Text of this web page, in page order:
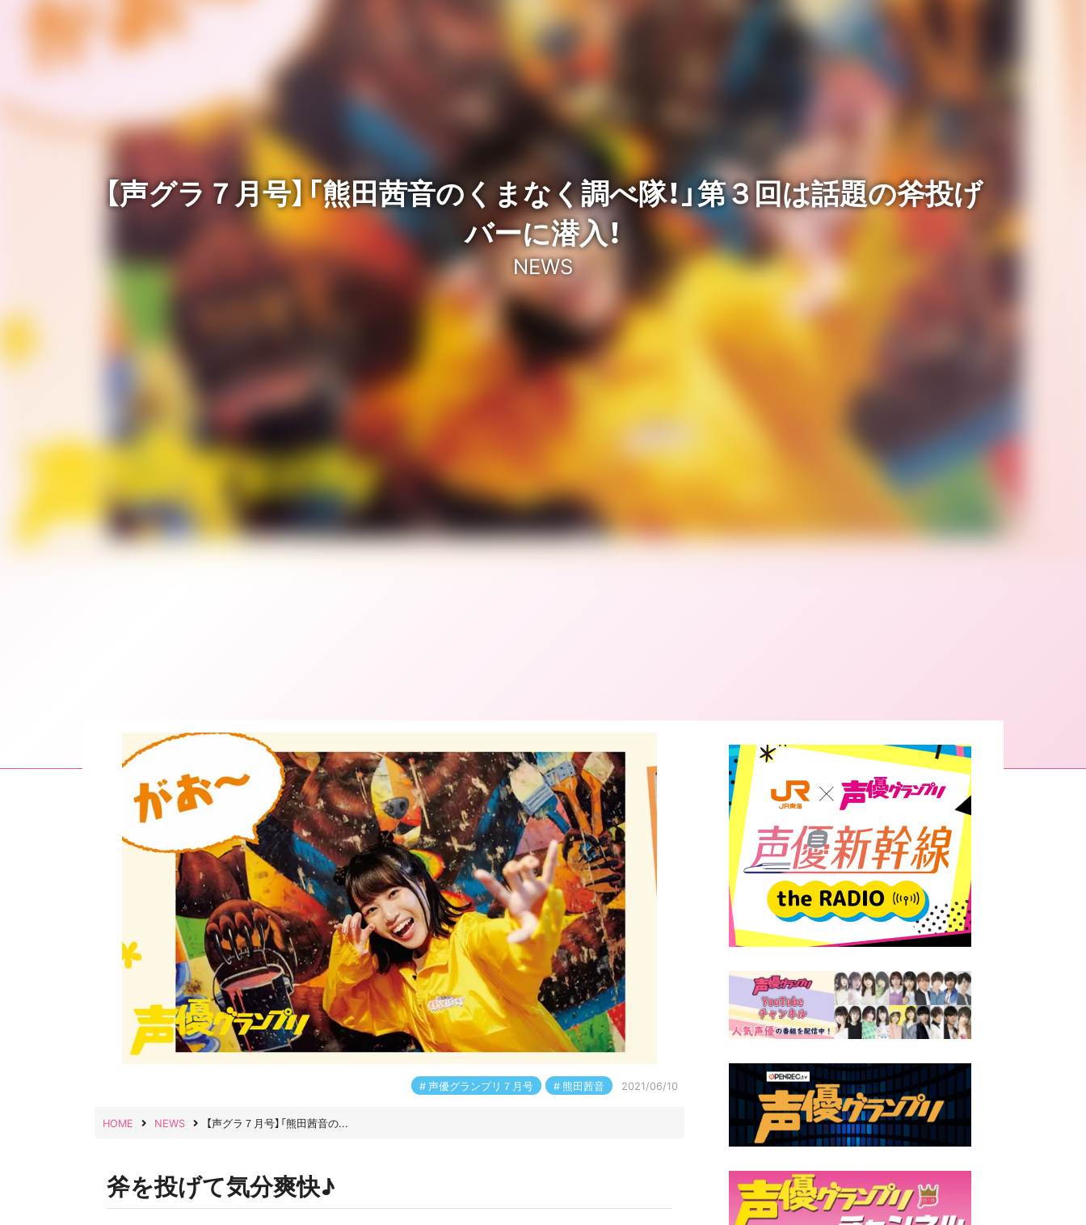
【声グラ７月号】「熊田茜音のくまなく調べ隊！」第３回は話題の斧投げ
バーに潜入！
NEWS
声優グランプリ７月号 熊田茜音 2021/06/10
HOME NEWS 【声グラ７月号】「熊田茜音の...
斧を投げて気分爽快♪